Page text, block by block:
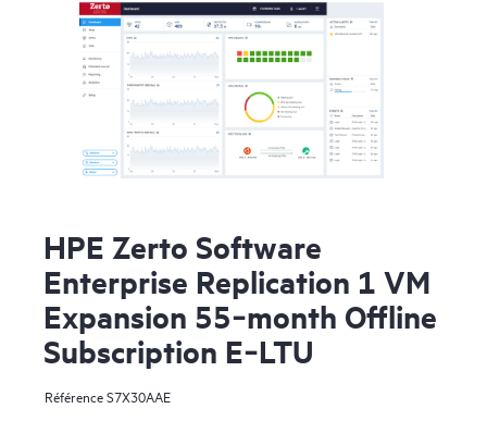
HPE Zerto Software
Enterprise Replication 1 VM
Expansion 55‑month Offline
Subscription E‑LTU
RéférenceS7X30AAE